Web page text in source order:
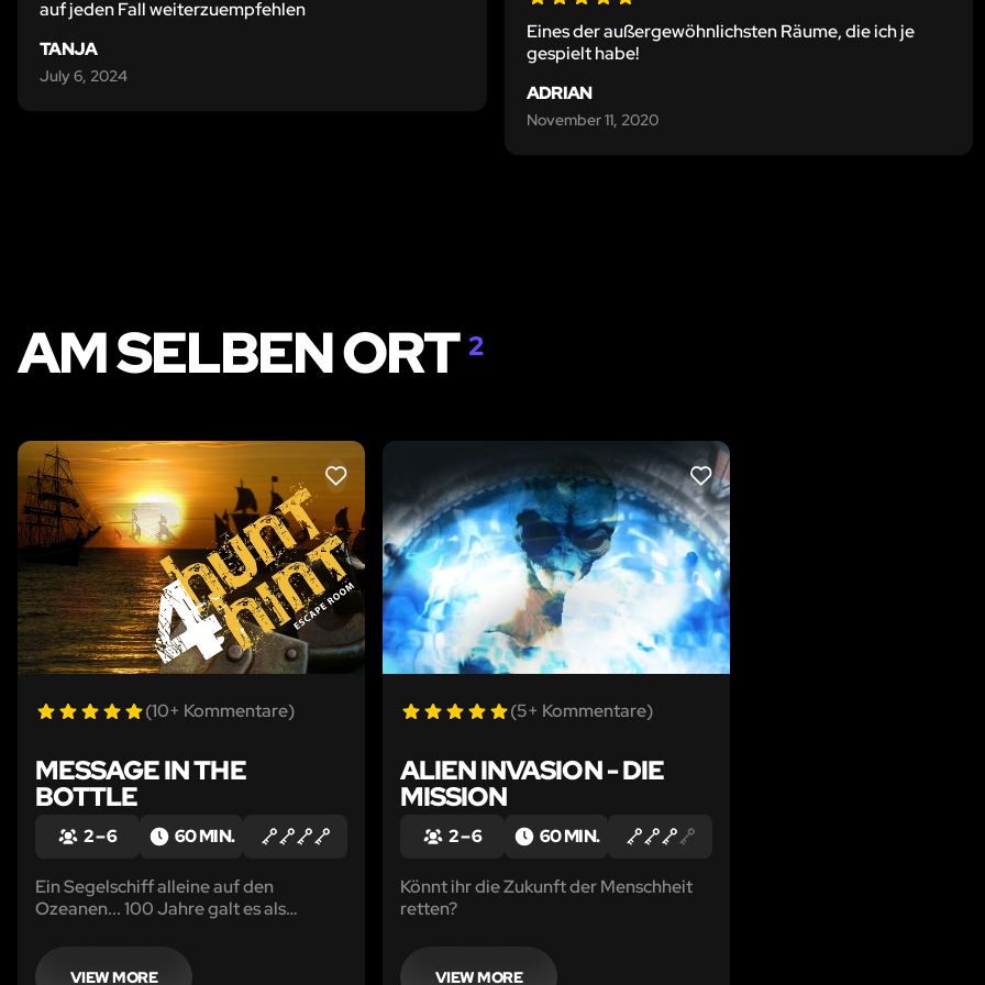
auf jeden Fall weiterzuempfehlen
TANJA
July 6, 2024
Eines der außergewöhnlichsten Räume, die ich je
gespielt habe!
ADRIAN
November 11, 2020
AM SELBEN ORT 2
LIKE
(10+ Kommentare)
MESSAGE IN THE
BOTTLE
2 – 6 60 MIN.
Ein Segelschiff alleine auf den
Ozeanen... 100 Jahre galt es als
Ufer... Eine mysteriöse Nachricht… Ein
Geheimnis… Seid Ihr bereit an Bord zu
VIEW MORE
LIKE
(5+ Kommentare)
ALIEN INVASION - DIE
MISSION
2 – 6 60 MIN.
Könnt ihr die Zukunft der Menschheit
retten?
VIEW MORE